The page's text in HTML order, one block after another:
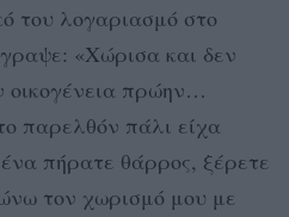
του λογαριασμό στο
«Χώρισα και δεν
οικογένεια πρώην…
παρελθόν πάλι είχα
πήρατε θάρρος, ξέρετε
τον χωρισμό μου με